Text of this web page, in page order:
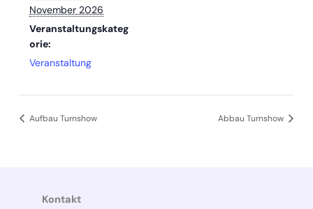
November 2026
Veranstaltungskateg
orie:
Veranstaltung
Aufbau Turnshow Abbau Turnshow
Kontakt